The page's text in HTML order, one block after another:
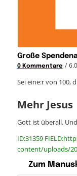
Große
0 Kommentare /
Sei eine:r von 100,
Mehr Jesus
Gott ist überall.
ID:31359
content/uploads/
Zum